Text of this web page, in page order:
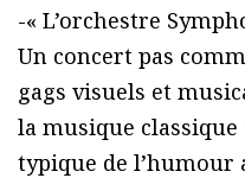
-« L’orchestre
Un concert pas
gags visuels et
la musique
typique de l’humour